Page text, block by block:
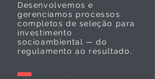
Desenvolvemos e
gerenciamos processos
completos de seleção para
investimento
socioambiental — do
regulamento ao resultado.